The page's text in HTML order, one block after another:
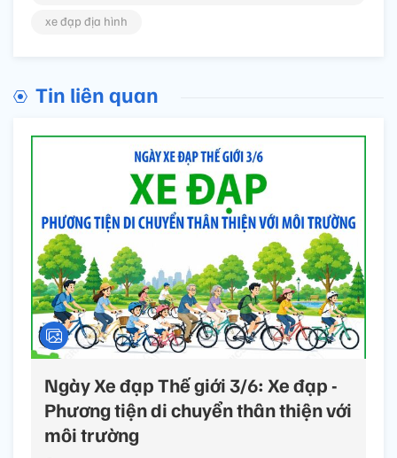
xe đạp địa hình
Tin liên quan
Ngày Xe đạp Thế giới 3/6: Xe đạp -
Phương tiện di chuyển thân thiện với
môi trường